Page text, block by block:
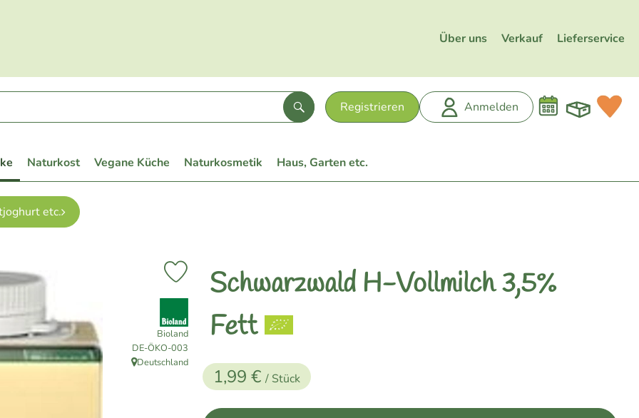
Über uns Verkauf Lieferservice
Registrieren Anmelden
Suchen
Naturkost Vegane Küche Naturkosmetik Haus, Garten etc.
etc.
Schwarzwald H-Vollmilch 3,5%
Fett
1,99 € / Stück
Produkt zu Favouriten hinzufügen
Bioland
, Kontrollstelle:
DE-ÖKO-003
, Herkunft:
Deutschland